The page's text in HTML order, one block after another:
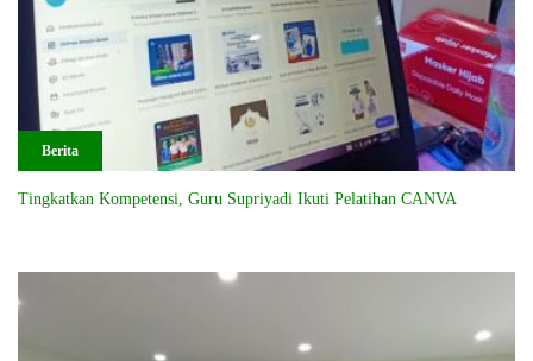
Berita
Tingkatkan Kompetensi, Guru Supriyadi Ikuti Pelatihan CANVA